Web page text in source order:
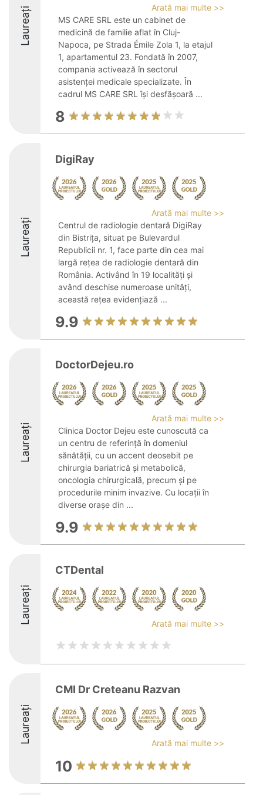
Laureați
Arată mai multe >>
MS CARE SRL este un cabinet de
medicină de familie aflat în Cluj-
Napoca, pe Strada Émile Zola 1, la etajul
1, apartamentul 23. Fondată în 2007,
compania activează în sectorul
asistenței medicale specializate. În
cadrul MS CARE SRL își desfășoară ...
8
Laureați
DigiRay
Arată mai multe >>
Centrul de radiologie dentară DigiRay
din Bistrița, situat pe Bulevardul
Republicii nr. 1, face parte din cea mai
largă rețea de radiologie dentară din
România. Activând în 19 localități și
având deschise numeroase unități,
această rețea evidențiază ...
9.9
Laureați
DoctorDejeu.ro
Arată mai multe >>
Clinica Doctor Dejeu este cunoscută ca
un centru de referință în domeniul
sănătății, cu un accent deosebit pe
chirurgia bariatrică și metabolică,
oncologia chirurgicală, precum și pe
procedurile minim invazive. Cu locații în
diverse orașe din ...
9.9
Laureați
CTDental
Arată mai multe >>
Laureați
CMI Dr Creteanu Razvan
Arată mai multe >>
10